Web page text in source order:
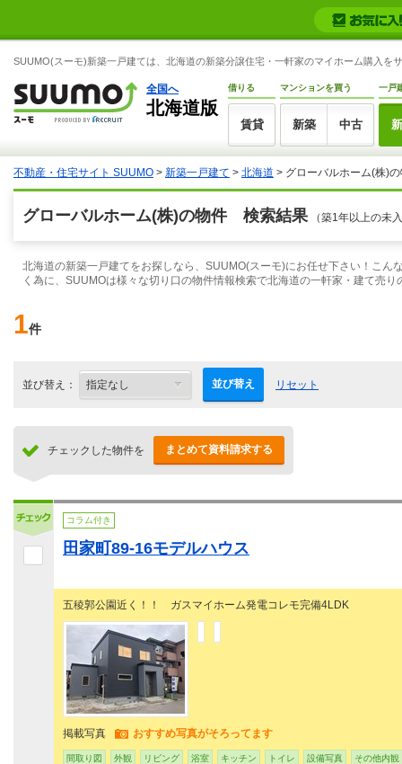
SUUMO(スーモ)新築一戸建ては、北海道の新築分譲住宅・一軒家のマイホーム購入を
全国へ
北海道版
借りる
賃貸
マンションを買う
新築 中古
一戸
不動産・住宅サイト SUUMO > 新築一戸建て > 北海道 > グローバルホーム(株)
グローバルホーム(株)の物件 検索結果 （築1年以上の未
北海道の新築一戸建てをお探しなら、SUUMO(スーモ)にお任せ下さい！こ
く為に、SUUMOは様々な切り口の物件情報検索で北海道の一軒家・建て売
1件
並び替え： 並び替え リセット
チェックした物件を まとめて資料請求する
コラム付き
田家町89-16モデルハウス
五稜郭公園近く！！ ガスマイホーム発電コレモ完備4LDK
掲載写真 おすすめ写真がそろってます
間取り図 外観 リビング 浴室 キッチン トイレ 設備写真 その他内観